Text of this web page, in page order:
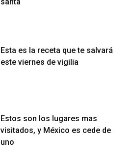
Esta es la receta que te salvará
este viernes de vigilia
Estos son los lugares mas
visitados, y México es cede de
uno